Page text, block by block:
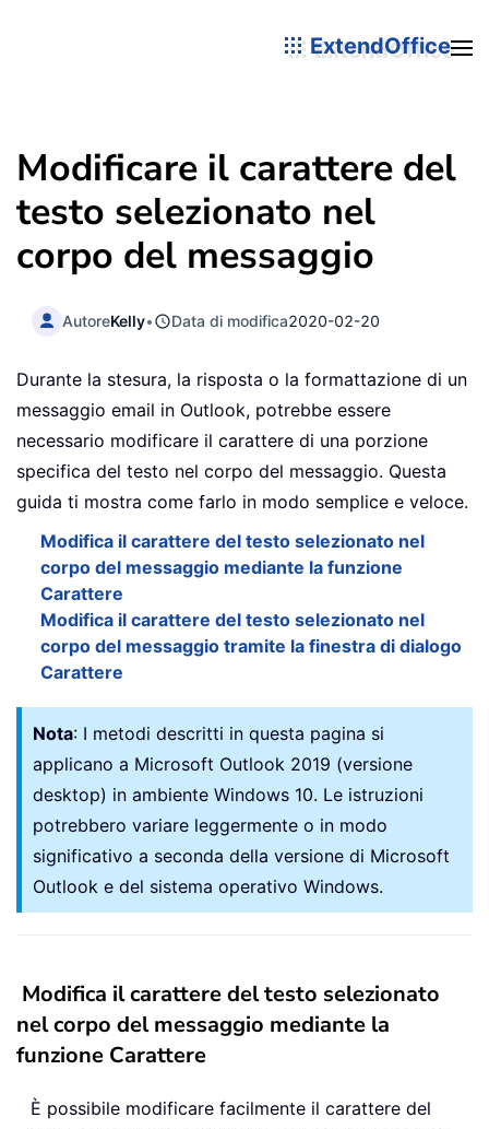
ExtendOffice
Modificare il carattere del
testo selezionato nel
corpo del messaggio
AutoreKelly• Data di modifica2020-02-20
Durante la stesura, la risposta o la formattazione di un
messaggio email in Outlook, potrebbe essere
necessario modificare il carattere di una porzione
specifica del testo nel corpo del messaggio. Questa
guida ti mostra come farlo in modo semplice e veloce.
Modifica il carattere del testo selezionato nel
corpo del messaggio mediante la funzione
Carattere
Modifica il carattere del testo selezionato nel
corpo del messaggio tramite la finestra di dialogo
Carattere
Nota: I metodi descritti in questa pagina si
applicano a Microsoft Outlook 2019 (versione
desktop) in ambiente Windows 10. Le istruzioni
potrebbero variare leggermente o in modo
significativo a seconda della versione di Microsoft
Outlook e del sistema operativo Windows.
Modifica il carattere del testo selezionato
nel corpo del messaggio mediante la
funzione Carattere
È possibile modificare facilmente il carattere del